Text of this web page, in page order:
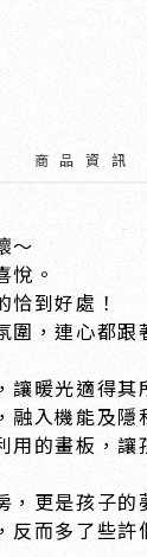
商品資訊
～
悅。
恰到好處！
圍，連心都跟
讓暖光適得其
融入機能及隱
用的畫板，讓
，更是孩子的
反而多了些許